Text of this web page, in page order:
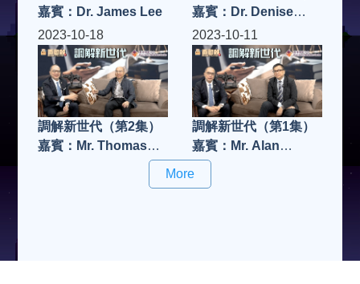
嘉賓：Dr. James Lee
嘉賓：Dr. Denise
Cheung
2023-10-18
調解新世代（第2集）
嘉賓：Mr. Thomas
2023-10-11
調解新世代（第1集）
嘉賓：Mr. Alan
Young
More